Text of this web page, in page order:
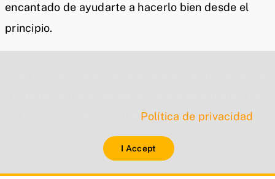
encantado de ayudarte a hacerlo bien desde el
principio.
Política de privacidad
I Accept